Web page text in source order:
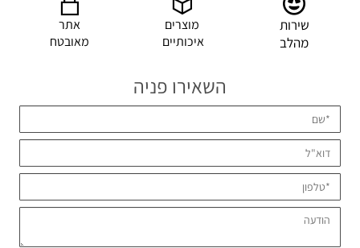
שירות
מהלב
מוצרים
איכותיים
אתר
מאובטח
השאירו פניה